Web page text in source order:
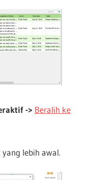
-> Beralih ke
lebih awal.